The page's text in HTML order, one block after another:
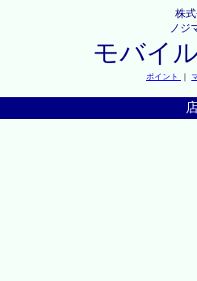
株
ノジ
モバイ
ポイント ｜